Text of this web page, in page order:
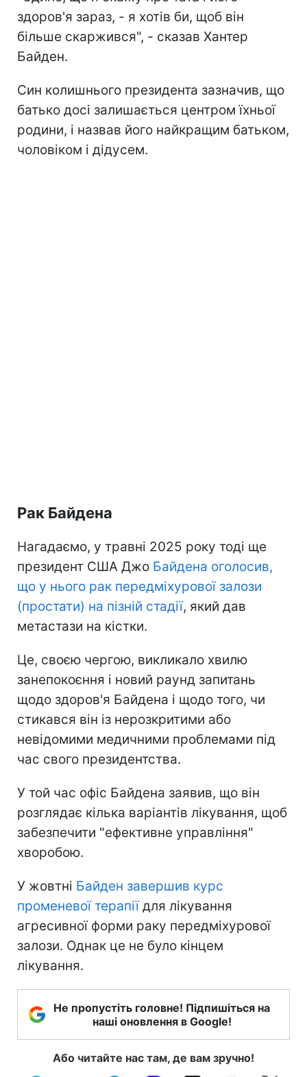
здоров'я зараз, - я хотів би, щоб він
більше скаржився", - сказав Хантер
Байден.
Син колишнього президента зазначив, що
батько досі залишається центром їхньої
родини, і назвав його найкращим батьком,
чоловіком і дідусем.
Рак Байдена
Нагадаємо, у травні 2025 року тоді ще
президент США Джо Байдена оголосив,
що у нього рак передміхурової залози
(простати) на пізній стадії, який дав
метастази на кістки.
Це, своєю чергою, викликало хвилю
занепокоєння і новий раунд запитань
щодо здоров'я Байдена і щодо того, чи
стикався він із нерозкритими або
невідомими медичними проблемами під
час свого президентства.
У той час офіс Байдена заявив, що він
розглядає кілька варіантів лікування, щоб
забезпечити "ефективне управління"
хворобою.
У жовтні Байден завершив курс
променевої терапіїдля лікування
агресивної форми раку передміхурової
залози. Однак це не було кінцем
лікування.
Не пропустіть головне! Підпишіться на
наші оновлення в Google!
Або читайте нас там, де вам зручно!